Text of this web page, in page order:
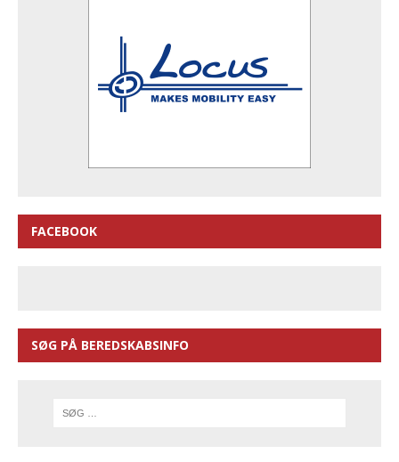
FACEBOOK
SØG PÅ BEREDSKABSINFO